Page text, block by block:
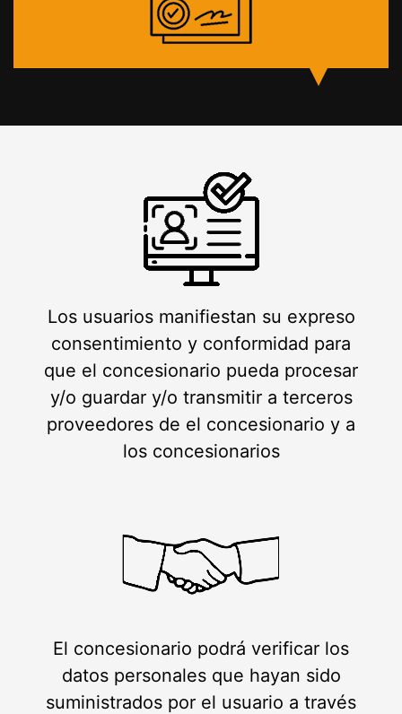
Los usuarios manifiestan su expreso
consentimiento y conformidad para
que el concesionario pueda procesar
y/o guardar y/o transmitir a terceros
proveedores de el concesionario y a
los concesionarios
El concesionario podrá verificar los
datos personales que hayan sido
suministrados por el usuario a través